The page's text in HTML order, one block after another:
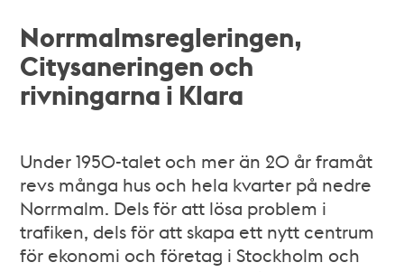
Norrmalmsregleringen,
Citysaneringen och
rivningarna i Klara
Under 1950-talet och mer än 20 år framåt
revs många hus och hela kvarter på nedre
Norrmalm. Dels för att lösa problem i
trafiken, dels för att skapa ett nytt centrum
för ekonomi och företag i Stockholm och